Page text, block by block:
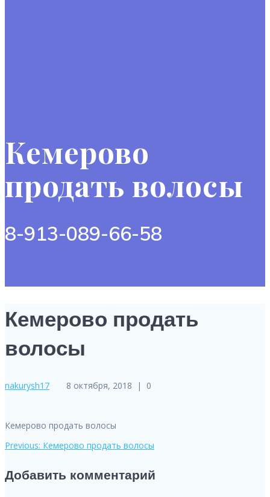
Кемерово
продать волосы
8-913-089-66-58
Кемерово продать
волосы
nakurysh17 8 октября, 2018 | 0
Кемерово продать волосы
Навигация
по
Previous: Previous
Кемерово продать волосы
Добавить комментарий